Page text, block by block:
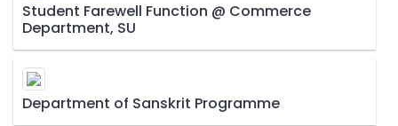
Student Farewell Function @ Commerce
Department, SU
Department of Sanskrit Programme